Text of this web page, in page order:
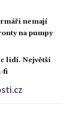
nemají
na pumpy
lidí. Největší
fi